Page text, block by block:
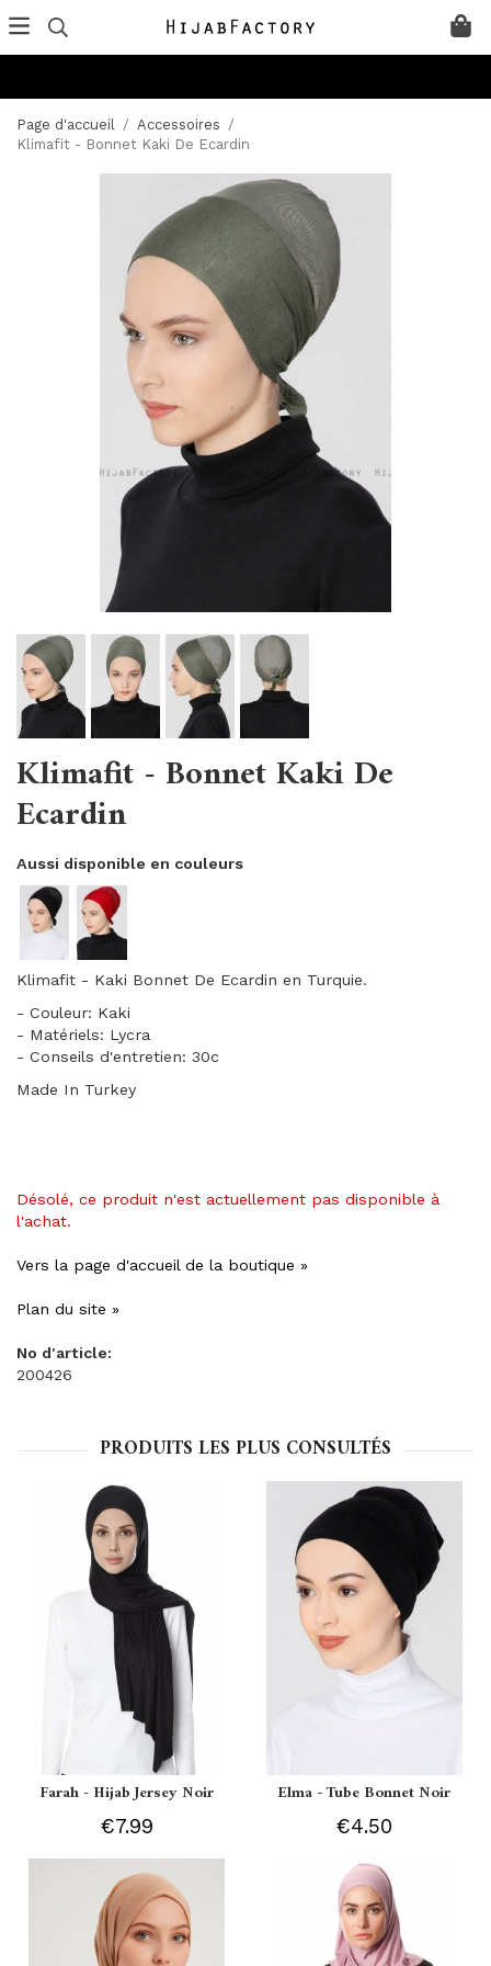
Page d'accueil / Accessoires /
Klimafit - Bonnet Kaki De Ecardin
Klimafit - Bonnet Kaki De
Ecardin
Aussi disponible en couleurs
Klimafit - Kaki Bonnet De Ecardin en Turquie.
- Couleur: Kaki
- Matériels: Lycra
- Conseils d'entretien: 30c
Made In Turkey
Désolé, ce produit n'est actuellement pas disponible à
l'achat.
Vers la page d'accueil de la boutique »
Plan du site »
No d'article:
200426
PRODUITS LES PLUS CONSULTÉS
Farah - Hijab Jersey Noir
€7.99
Elma - Tube Bonnet Noir
€4.50